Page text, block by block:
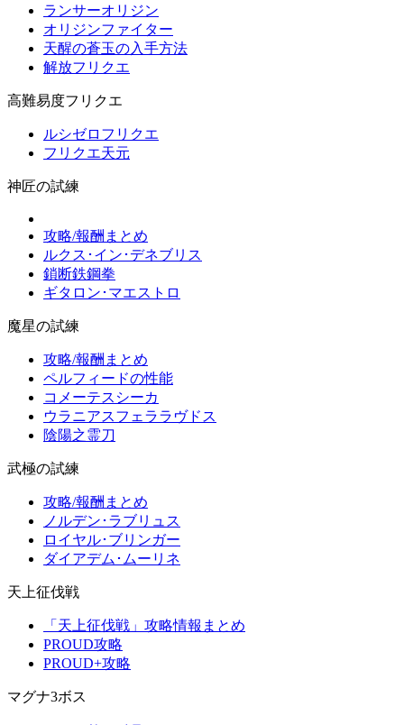
ランサーオリジン
オリジンファイター
天醒の蒼玉の入手方法
解放フリクエ
高難易度フリクエ
ルシゼロフリクエ
フリクエ天元
神匠の試練
攻略/報酬まとめ
ルクス･イン･デネブリス
鎖断鉄鋼拳
ギタロン･マエストロ
魔星の試練
攻略/報酬まとめ
ペルフィードの性能
コメーテスシーカ
ウラニアスフェララヴドス
陰陽之霊刀
武極の試練
攻略/報酬まとめ
ノルデン･ラブリュス
ロイヤル･ブリンガー
ダイアデム･ムーリネ
天上征伐戦
「天上征伐戦」攻略情報まとめ
PROUD攻略
PROUD+攻略
マグナ3ボス